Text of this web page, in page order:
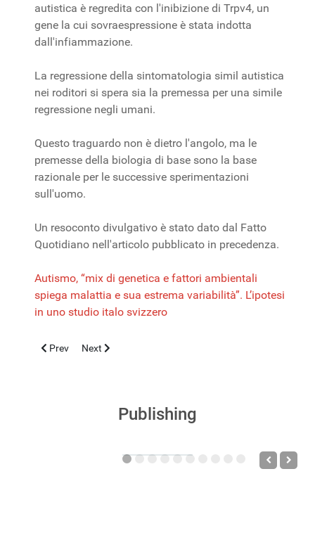
autistica è regredita con l'inibizione di Trpv4, un
gene la cui sovraespressione è stata indotta
dall'infiammazione.
La regressione della sintomatologia simil autistica
nei roditori si spera sia la premessa per una simile
regressione negli umani.
Questo traguardo non è dietro l'angolo, ma le
premesse della biologia di base sono la base
razionale per le successive sperimentazioni
sull'uomo.
Un resoconto divulgativo è stato dato dal Fatto
Quotidiano nell'articolo pubblicato in precedenza.
Autismo, “mix di genetica e fattori ambientali
spiega malattia e sua estrema variabilità”. L’ipotesi
in uno studio italo svizzero
Previous article: Medicina narrativa: tra storie, trame, punti di
Prev Next article: La scuola di Pediatria dell’Università di
Next
Publishing